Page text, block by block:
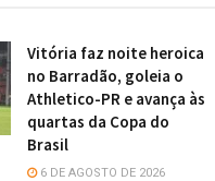
Vitória faz noite heroica
no Barradão, goleia o
Athletico-PR e avança às
quartas da Copa do
Brasil
6 DE AGOSTO DE 2026